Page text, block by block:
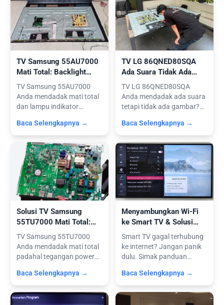
TV Samsung 55AU7000
Mati Total: Backlight
Konslet & Service Power
Supply
TV Samsung 55AU7000
Anda mendadak mati total
dan lampu indikator
Baca Selengkapnya →
TV LG 86QNED80SQA
Ada Suara Tidak Ada
Gambar (Service Modul
T-Con)
TV LG 86QNED80SQA
Anda mendadak ada suara
tetapi tidak ada gambar?
Baca Selengkapnya →
Solusi TV Samsung
55TU7000 Mati Total:
Penyebab & Penggantian
Mainboard
TV Samsung 55TU7000
Anda mendadak mati total
padahal tegangan power
Baca Selengkapnya →
Menyambungkan Wi-Fi
ke Smart TV & Solusi
Jika Jaringan Tidak
Terdeteksi
Smart TV gagal terhubung
ke internet? Jangan panik
dulu. Simak panduan
Baca Selengkapnya →